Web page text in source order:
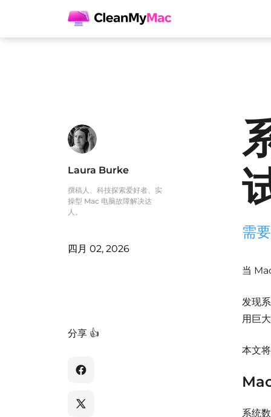
Laura Burke
撰稿人、科技探索爱好者、实
操型 Mac 电脑故障解决达
人。
四月 02, 2026
分享 👍
需
当
发现
用巨
本文
系统